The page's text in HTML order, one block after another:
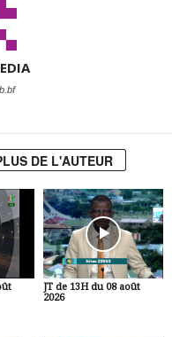
DE L'AUTEUR
JT de 13H du 08 août
2026